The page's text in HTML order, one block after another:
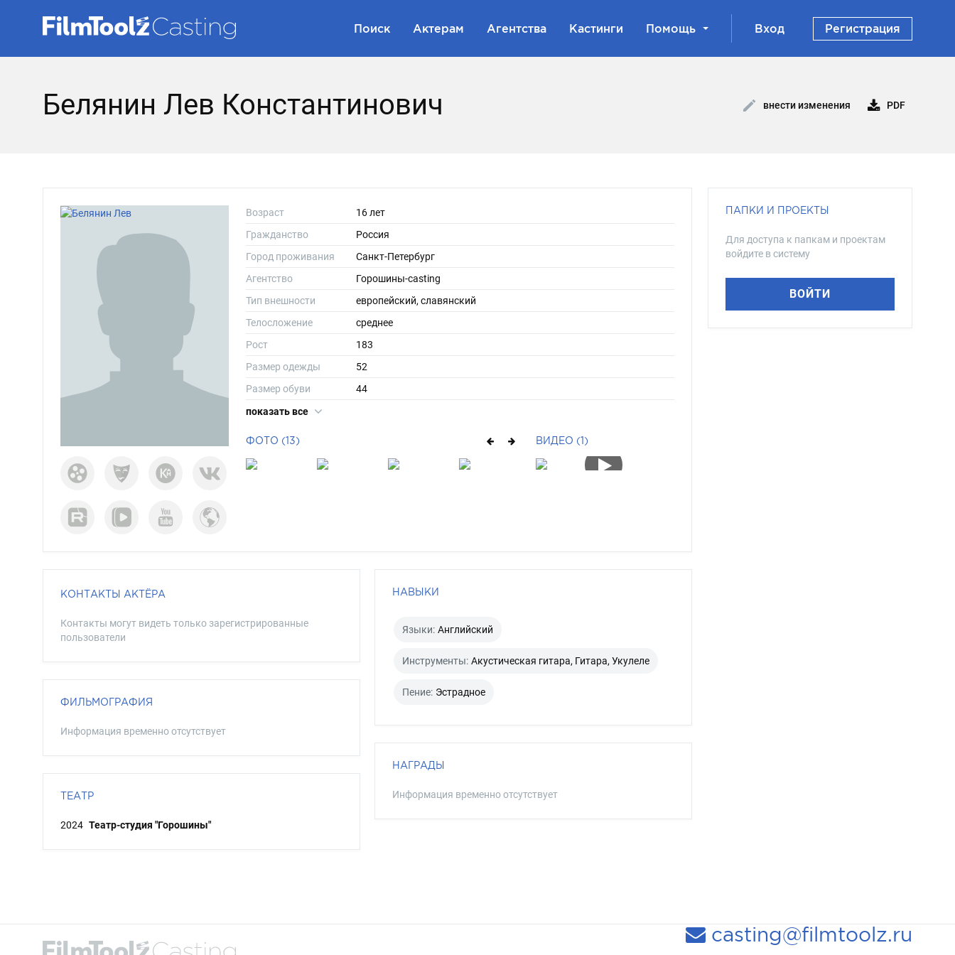
Поиск Актерам Агентства Кастинги Помощь Вход Регистрация
Белянин Лев Константинович внести изменения PDF
Возраст
16 лет
Гражданство
Россия
Город проживания
Санкт-Петербург
Агентство
Горошины-casting
Тип внешности
европейский, славянский
Телосложение
среднее
Рост
183
Размер одежды
52
Размер обуви
44
Длина волос
показать все
ФОТО (13) ВИДЕО (1)
КОНТАКТЫ АКТЁРА
Контакты могут видеть только зарегистрированные
пользователи
ФИЛЬМОГРАФИЯ
Информация временно отсутствует
ТЕАТР
2024 Театр-студия "Горошины"
НАВЫКИ
Языки: Английский
Инструменты: Акустическая гитара, Гитара, Укулеле
Пение: Эстрадное
НАГРАДЫ
Информация временно отсутствует
ПАПКИ И ПРОЕКТЫ
Для доступа к папкам и проектам
войдите в систему
ВОЙТИ
casting@filmtoolz.ru